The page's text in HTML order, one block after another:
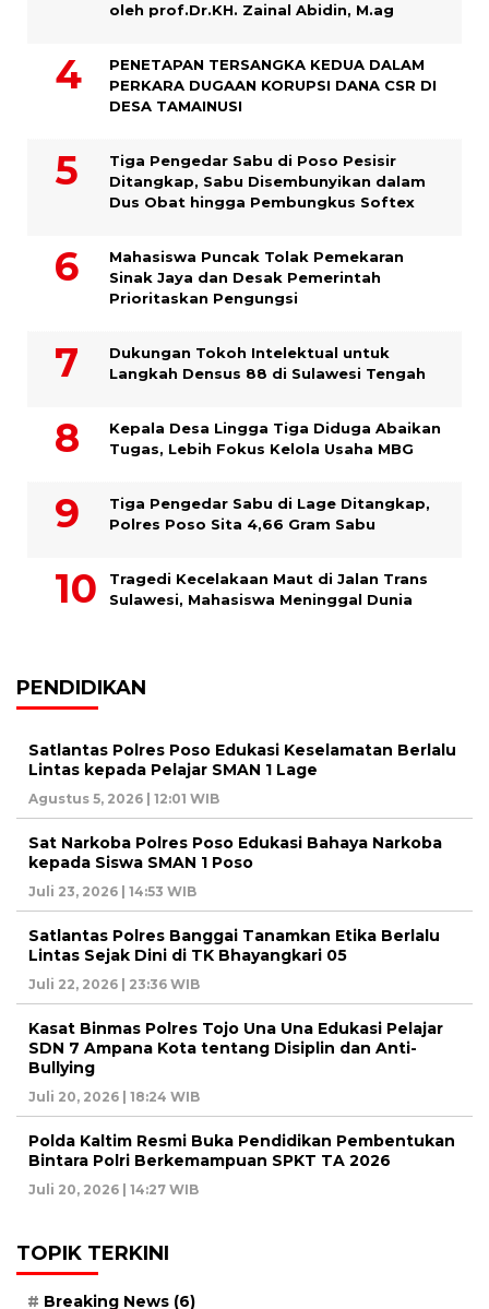
oleh prof.Dr.KH. Zainal Abidin, M.ag
PENETAPAN TERSANGKA KEDUA DALAM
PERKARA DUGAAN KORUPSI DANA CSR DI
DESA TAMAINUSI
Tiga Pengedar Sabu di Poso Pesisir
Ditangkap, Sabu Disembunyikan dalam
Dus Obat hingga Pembungkus Softex
Mahasiswa Puncak Tolak Pemekaran
Sinak Jaya dan Desak Pemerintah
Prioritaskan Pengungsi
Dukungan Tokoh Intelektual untuk
Langkah Densus 88 di Sulawesi Tengah
Kepala Desa Lingga Tiga Diduga Abaikan
Tugas, Lebih Fokus Kelola Usaha MBG
Tiga Pengedar Sabu di Lage Ditangkap,
Polres Poso Sita 4,66 Gram Sabu
Tragedi Kecelakaan Maut di Jalan Trans
Sulawesi, Mahasiswa Meninggal Dunia
PENDIDIKAN
Satlantas Polres Poso Edukasi Keselamatan Berlalu
Lintas kepada Pelajar SMAN 1 Lage
Agustus 5, 2026 | 12:01 WIB
Sat Narkoba Polres Poso Edukasi Bahaya Narkoba
kepada Siswa SMAN 1 Poso
Juli 23, 2026 | 14:53 WIB
Satlantas Polres Banggai Tanamkan Etika Berlalu
Lintas Sejak Dini di TK Bhayangkari 05
Juli 22, 2026 | 23:36 WIB
Kasat Binmas Polres Tojo Una Una Edukasi Pelajar
SDN 7 Ampana Kota tentang Disiplin dan Anti-
Bullying
Juli 20, 2026 | 18:24 WIB
Polda Kaltim Resmi Buka Pendidikan Pembentukan
Bintara Polri Berkemampuan SPKT TA 2026
Juli 20, 2026 | 14:27 WIB
TOPIK TERKINI
Breaking News (6)